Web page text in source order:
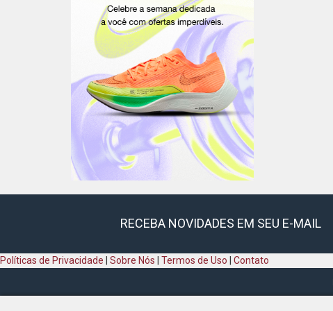
RECEBA NOVIDADES EM SEU E-MAIL
Políticas de Privacidade Sobre Nós Termos de Uso Contato